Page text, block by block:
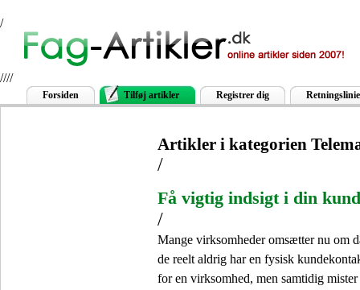
/
////
Forsiden Tilføj artikler Registrer dig
Artikler i kategorien
/
Få vigtig indsigt i din
/
Mange virksomheder omsætter nu om
de reelt aldrig har en fysisk
for en virksomhed, men samtidig